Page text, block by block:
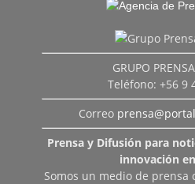
GRUPO
Teléfono: +56 9
Correo
Prensa y Difusión para
innovación
Somos un medio de prensa